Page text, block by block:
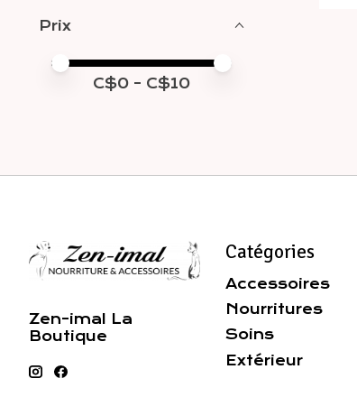
Prix
Prix minimum
Price maximum value
C$0 - C$10
Zen-imal La
Boutique
Catégories
Accessoires
Nourritures
Soins
Extérieur